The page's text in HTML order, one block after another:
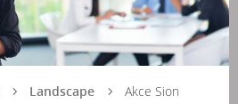
Landscape
Akce Sion